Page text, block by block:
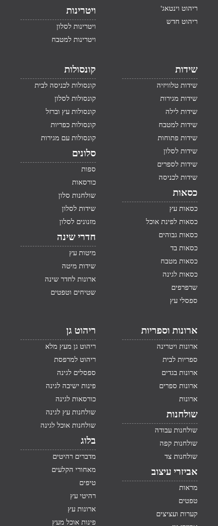
ריהוט וינטאג'
ריהוט חדש
ויטרינות
ויטרינות לסלון
ויטרינות למטבח
שידות
שידות טלוויזיה
שידות מגירות
שידות לילה
שידות למטבח
שידות פתוחות
שידות לסלון
שידות לספרים
שידות לכניסה
כסאות
כסאות עץ
כסאות לפינת אוכל
כסאות גבוהים
כסאות בד
כסאות מטבח
כסאות לגינה
שרפרפים
ספסלי עץ
קונסולות
קונסולות לכניסה לבית
קונסולות לסלון
קונסולות עץ וברזל
קונסולות כפריות
קונסולות עם מגירות
סלונים
ספות
כורסאות
שולחנות סלון
שידות לסלון
מזנונים לסלון
חדרי שינה
מיטות עץ
שידות מיטה
ארונות לחדר שינה
שטיחים וטפטים
ארונות וספריות
ארונות ויטרינה
ספריות לבית
ארונות בגדים
ארונות ספרים
ארונות
שולחנות
שולחנות עבודה
שולחנות קפה
שולחנות צד
אביזרי עיצוב
מראות
טפטים
קערות ועציצים
ריהוט גן
ריהוט גן מעץ מלא
ריהוט למרפסת
ספסלים לגינה
פינות ישיבה לגינה
כורסאות לגינה
שולחנות עץ לגינה
שולחנות אוכל לגינה
בלוג
מדברים רהיטים
מאחורי הקלעים
טיפים
רהיטי עץ
ארונות עץ
פינות אוכל מעץ